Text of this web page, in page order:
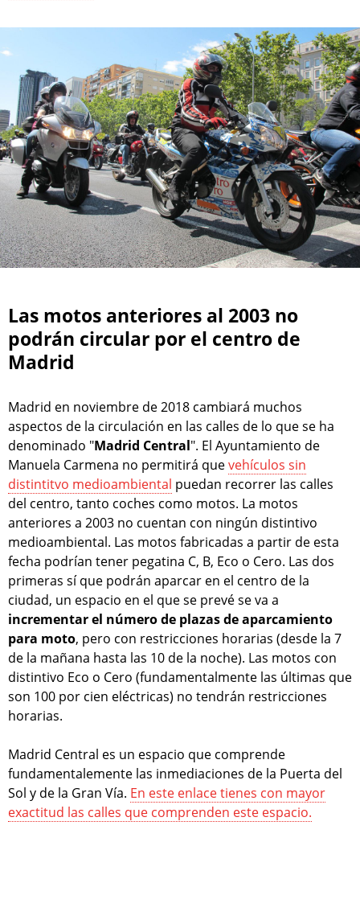
Las motos anteriores al 2003 no
podrán circular por el centro de
Madrid
Madrid en noviembre de 2018 cambiará muchos
aspectos de la circulación en las calles de lo que se ha
denominado "Madrid Central". El Ayuntamiento de
Manuela Carmena no permitirá quevehículos sin
distintitvo medioambiental puedan recorrer las calles
del centro, tanto coches como motos. La motos
anteriores a 2003 no cuentan con ningún distintivo
medioambiental. Las motos fabricadas a partir de esta
fecha podrían tener pegatina C, B, Eco o Cero. Las dos
primeras sí que podrán aparcar en el centro de la
ciudad, un espacio en el que se prevé se va a
incrementar el número de plazas de aparcamiento
para moto, pero con restricciones horarias (desde la 7
de la mañana hasta las 10 de la noche). Las motos con
distintivo Eco o Cero (fundamentalmente las últimas que
son 100 por cien eléctricas) no tendrán restricciones
horarias.
Madrid Central es un espacio que comprende
fundamentalemente las inmediaciones de la Puerta del
Sol y de la Gran Vía. En este enlace tienes con mayor
exactitud las calles que comprenden este espacio.